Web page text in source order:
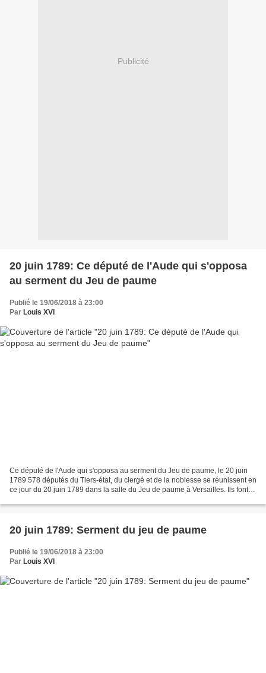
Publicité
20 juin 1789: Ce député de l'Aude qui s'opposa
au serment du Jeu de paume
Publié le 19/06/2018 à 23:00
Par Louis XVI
Ce député de l'Aude qui s'opposa au serment du Jeu de paume, le 20 juin
1789 578 députés du Tiers-état, du clergé et de la noblesse se réunissent en
ce jour du 20 juin 1789 dans la salle du Jeu de paume à Versailles. Ils font
20 juin 1789: Serment du jeu de paume
Publié le 19/06/2018 à 23:00
Par Louis XVI